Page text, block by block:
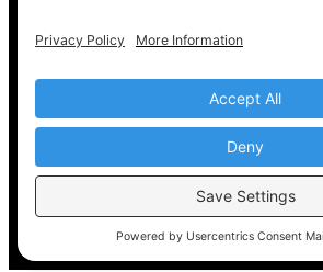
Derechos de autor © 2022-2024
acceso al voto para todos